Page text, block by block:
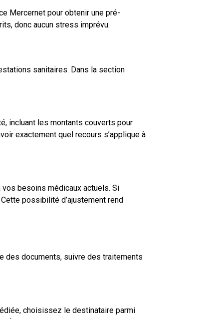
Mercernet pour obtenir une pré-
donc aucun stress imprévu.
sanitaires. Dans la section
incluant les montants couverts pour
exactement quel recours s’applique à
besoins médicaux actuels. Si
possibilité d’ajustement rend
des documents, suivre des traitements
choisissez le destinataire parmi